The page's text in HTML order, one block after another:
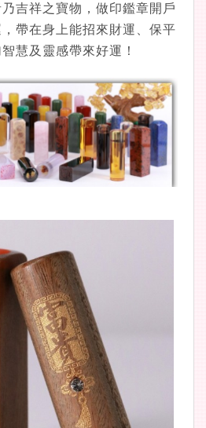
吉祥之寶物，做印鑑章開戶
帶在身上能招來財運、保平
慧及靈感帶來好運！